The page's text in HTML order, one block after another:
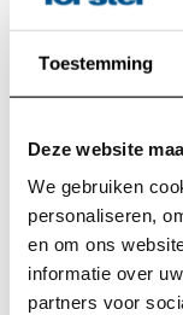
Toestemming
Deze website
We gebruiken
personaliseren,
en om ons
informatie over
partners voor